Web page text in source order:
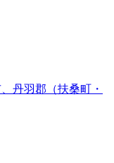
丹羽郡（扶桑町・